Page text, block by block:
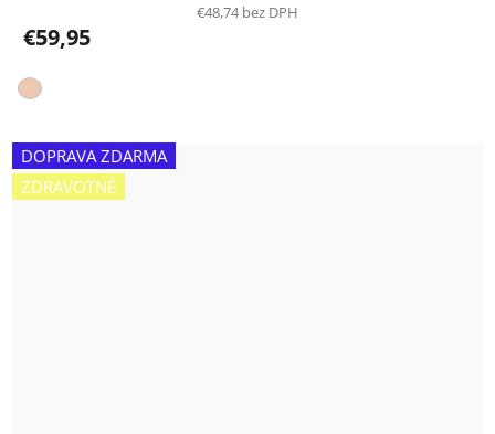
€48,74 bez DPH
€59,95
DOPRAVA ZDARMA
ZDRAVOTNÉ